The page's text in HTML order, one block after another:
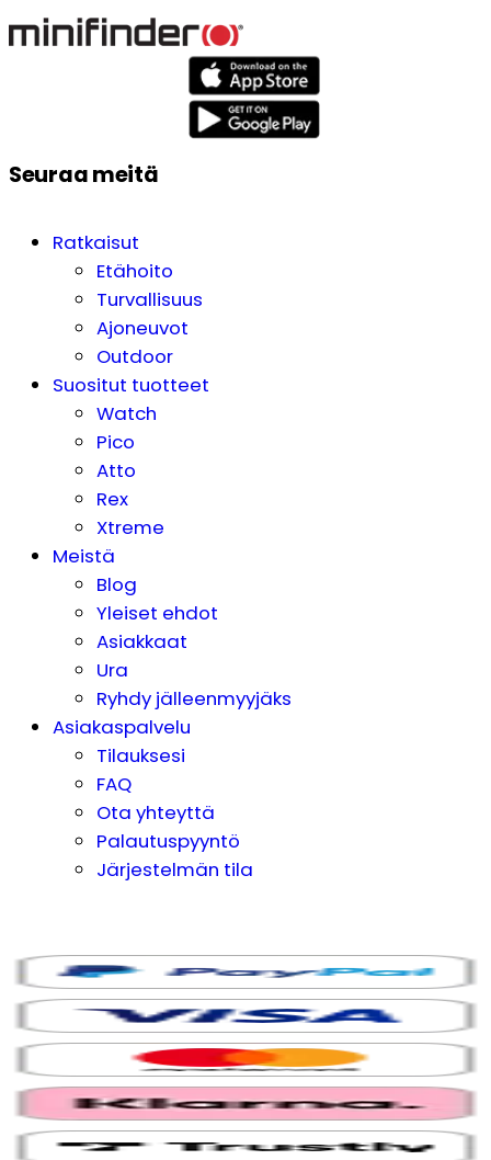
Seuraa meitä
Ratkaisut
Etähoito
Turvallisuus
Ajoneuvot
Outdoor
Suositut tuotteet
Watch
Pico
Atto
Rex
Xtreme
Meistä
Blog
Yleiset ehdot
Asiakkaat
Ura
Ryhdy jälleenmyyjäks
Asiakaspalvelu
Tilauksesi
FAQ
Ota yhteyttä
Palautuspyyntö
Järjestelmän tila